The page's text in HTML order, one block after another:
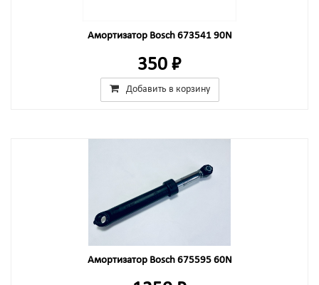
Амортизатор Bosch 673541 90N
350 ₽
Добавить в корзину
Амортизатор Bosch 675595 60N